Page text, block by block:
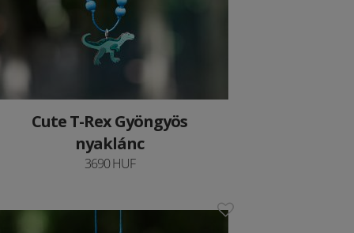
Cute T-Rex Gyöngyös
nyaklánc
3690 HUF